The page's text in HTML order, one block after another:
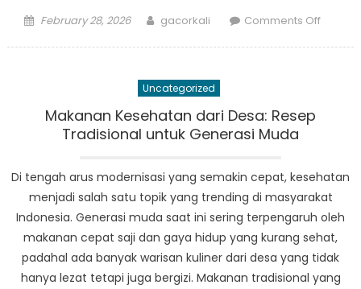
Posted
February 28, 2026 Author
gacorkali Comments Offon
Uncategorized
Makanan Kesehatan dari Desa: Resep
Tradisional untuk Generasi Muda
Di tengah arus modernisasi yang semakin cepat, kesehatan
menjadi salah satu topik yang trending di masyarakat
Indonesia. Generasi muda saat ini sering terpengaruh oleh
makanan cepat saji dan gaya hidup yang kurang sehat,
padahal ada banyak warisan kuliner dari desa yang tidak
hanya lezat tetapi juga bergizi. Makanan tradisional yang